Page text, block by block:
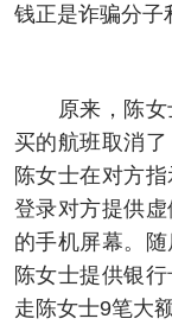
钱正是诈骗分子
原来，陈女
买的航班取消
陈女士在对方
登录对方提供
的手机屏幕。
陈女士提供银
走陈女士9笔大